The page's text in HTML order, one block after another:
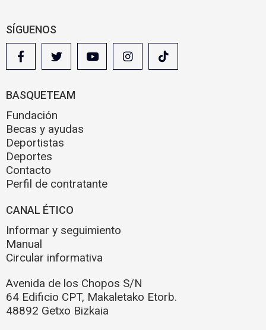
SÍGUENOS
BASQUETEAM
Fundación
Becas y ayudas
Deportistas
Deportes
Contacto
Perfil de contratante
CANAL ÉTICO
Informar y seguimiento
Manual
Circular informativa
Avenida de los Chopos S/N
64 Edificio CPT, Makaletako Etorb.
48892 Getxo Bizkaia